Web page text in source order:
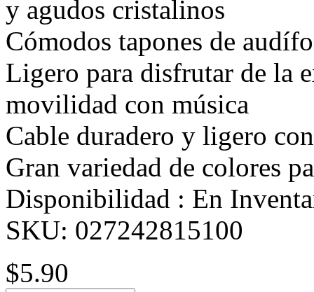
y agudos cristalinos
Cómodos tapones de
Ligero para disfrutar de la
movilidad con música
Cable duradero y ligero
Gran variedad de colores
Disponibilidad : En
SKU: 027242815100
$5.90